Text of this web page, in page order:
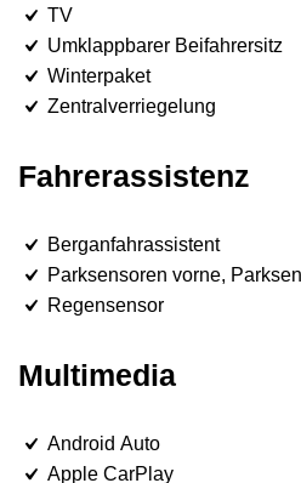
TV
Umklappbarer Beifahrersitz
Winterpaket
Zentralverriegelung
Fahrerassistenz
Berganfahrassistent
Parksensoren vorne,
Regensensor
Multimedia
Android Auto
Apple CarPlay